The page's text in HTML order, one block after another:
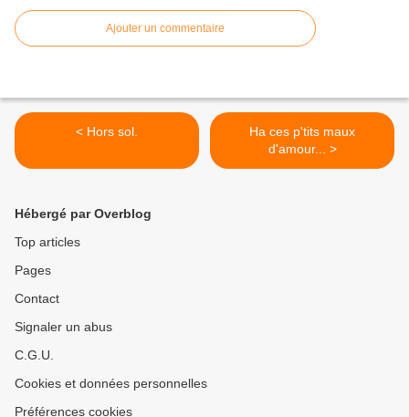
Ajouter un commentaire
< Hors sol.
Ha ces p'tits maux
d'amour... >
Hébergé par Overblog
Top articles
Pages
Contact
Signaler un abus
C.G.U.
Cookies et données personnelles
Préférences cookies